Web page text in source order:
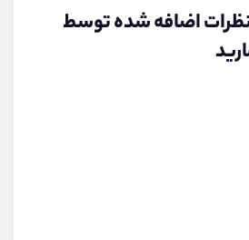
نظرات اضافه شده توسط